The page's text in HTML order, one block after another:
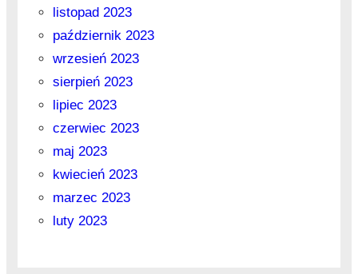
listopad 2023
październik 2023
wrzesień 2023
sierpień 2023
lipiec 2023
czerwiec 2023
maj 2023
kwiecień 2023
marzec 2023
luty 2023